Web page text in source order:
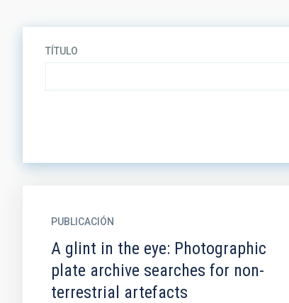
TÍTULO
PUBLICACIÓN
A glint in the eye: Photographic
plate archive searches for non-
terrestrial artefacts